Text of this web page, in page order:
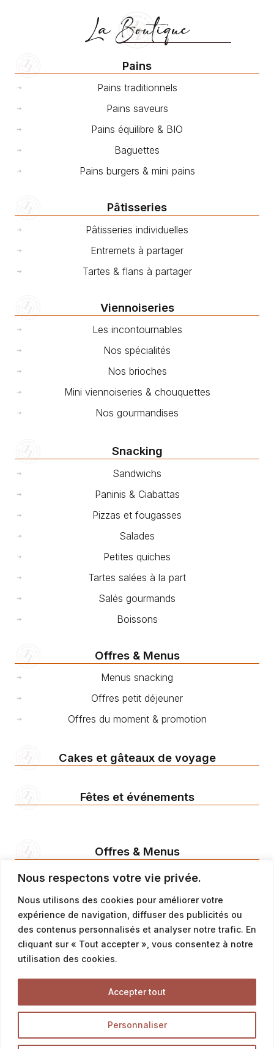
Nous respectons votre vie privée.
Nous utilisons des cookies pour améliorer votre
expérience de navigation, diffuser des publicités ou
des contenus personnalisés et analyser notre trafic. En
cliquant sur « Tout accepter », vous consentez à notre
utilisation des cookies.
Personnaliser
Accepter tout
La Boutique
Pains
Pains traditionnels
Pains saveurs
Pains équilibre & BIO
Baguettes
Pains burgers & mini pains
Pâtisseries
Pâtisseries individuelles
Entremets à partager
Tartes & flans à partager
Viennoiseries
Les incontournables
Nos spécialités
Nos brioches
Mini viennoiseries & chouquettes
Nos gourmandises
Snacking
Sandwichs
Paninis & Ciabattas
Pizzas et fougasses
Salades
Petites quiches
Tartes salées à la part
Salés gourmands
Boissons
Offres & Menus
Menus snacking
Offres petit déjeuner
Offres du moment & promotion
Cakes et gâteaux de voyage
Fêtes et événements
Offres & Menus
Menus snacking
Offres petit déjeuner
Offres du moment & promotion
Tous Nos Produits
Découvrez l’ensemble des produits de notre boutique
en ligne, et délectez-vous des meilleurs pains,
viennoiseries et pâtisseries.